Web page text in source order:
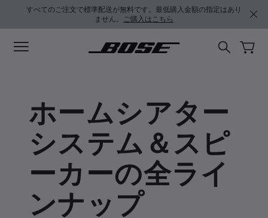
メインコンテンツに移動
サポートチャットに移動する
フッターコンテンツに移動
アクセシビリティ声明に移動する
すべてのご注文で標準配送が無料です。最低購入金額の指定はあり
ません。 ご購入はこちら
ホームシアター
システム＆スピ
ーカーの全ライ
ンナップ